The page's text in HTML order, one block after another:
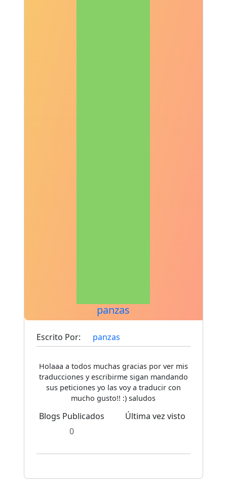
panzas
Escrito Por: panzas
Holaaa a todos muchas gracias por ver mis
traducciones y escribirme sigan mandando
sus peticiones yo las voy a traducir con
mucho gusto!! :) saludos
Blogs Publicados
0
Última vez visto